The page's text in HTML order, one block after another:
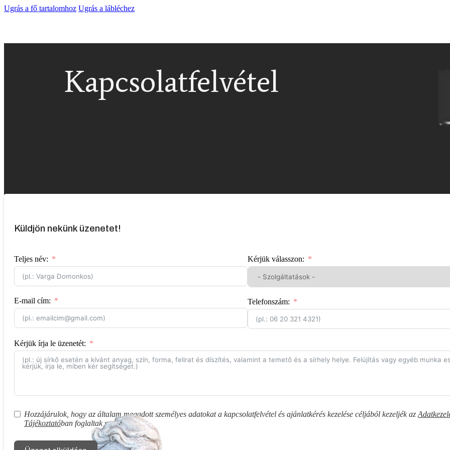
Ugrás a fő tartalomhoz Ugrás a lábléchez
Kapcsolatfelvétel
Küldjön nekünk üzenetet!
Teljes név:
E-mail cím:
Kérjük válasszon:
Telefonszám:
Kérjük írja le üzenetét:
Hozzájárulok, hogy az általam megadott személyes adatokat a kapcsolatfelvétel és ajánlatkérés kezelése céljából kezeljék az
Tájékoztatóban foglaltak szerint.